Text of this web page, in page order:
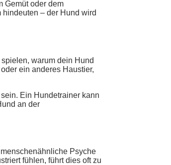
Gemüt oder dem
– der Hund wird
warum dein Hund
ein anderes Haustier,
Ein Hundetrainer kann
an der
Psyche
fühlen, führt dies oft zu